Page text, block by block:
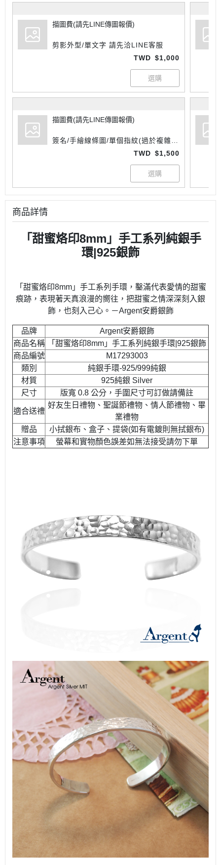
描圖費(請先LINE傳圖報價)
剪影外型/單文字 請先洽LINE客服
TWD $1,000
描圖費(請先LINE傳圖報價)
簽名/手繪線條圖/單個指紋(過於複雜則
TWD $1,500
商品詳情
「甜蜜烙印8mm 」手工系列純銀手
環|925銀飾
「甜蜜烙印8mm」手工系列手環，鑿滿代表愛情的甜蜜
痕跡，表現著天真浪漫的嚮往，把甜蜜之情深深刻入銀
飾，也刻入己心。－Argent安爵銀飾
品牌
Argent安爵銀飾
商品名稱
「甜蜜烙印8mm」手工系列純銀手環|925銀飾
商品編號
M17293003
類別
純銀手環-925/999純銀
材質
925純銀 Silver
尺寸
版寬 0.8 公分，手圍尺寸可訂做請備註
適合送禮
好友生日禮物、聖誕節禮物、情人節禮物、畢
業禮物
贈品
小拭銀布、盒子、提袋(如有電鍍則無拭銀布)
注意事項
螢幕和實物顏色誤差如無法接受請勿下單